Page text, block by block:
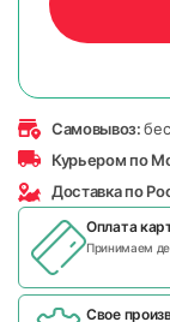
Самовывоз:
Курьером по
Доставка по
Оплата
Принимаем
Свое